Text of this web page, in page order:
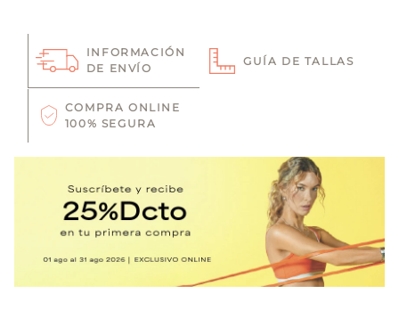
INFORMACIÓN
DE ENVÍO
GUÍA DE TALLAS
COMPRA ONLINE
100% SEGURA